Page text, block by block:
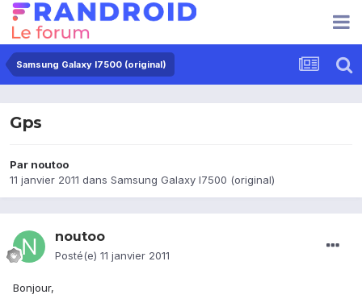
Samsung Galaxy I7500 (original)
Gps
Par noutoo
11 janvier 2011 dans Samsung Galaxy I7500 (original)
noutoo
Posté(e) 11 janvier 2011
Bonjour,